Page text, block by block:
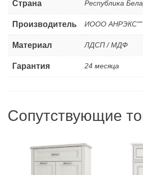
Страна Республика
Производитель ИООО АНРЭКС""
Материал ЛДСП / МДФ
Гарантия 24 месяца
Сопутствующие